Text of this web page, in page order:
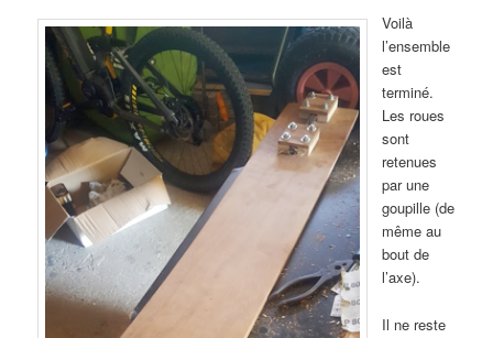
Voilà
l’ensemble
est
terminé.
Les roues
sont
retenues
par une
goupille (de
même au
bout de
l’axe).
Il ne reste